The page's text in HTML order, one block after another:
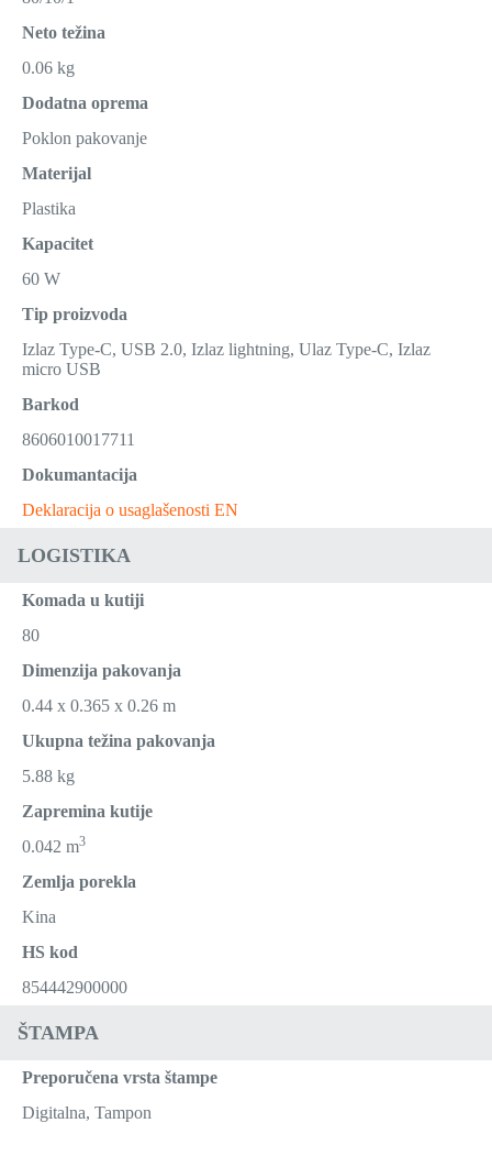
Neto težina
0.06 kg
Dodatna oprema
Poklon pakovanje
Materijal
Plastika
Kapacitet
60 W
Tip proizvoda
Izlaz Type-C, USB 2.0, Izlaz lightning, Ulaz Type-C, Izlaz
micro USB
Barkod
8606010017711
Dokumantacija
Deklaracija o usaglašenosti EN
LOGISTIKA
Komada u kutiji
80
Dimenzija pakovanja
0.44 x 0.365 x 0.26 m
Ukupna težina pakovanja
5.88 kg
Zapremina kutije
0.042 m3
Zemlja porekla
Kina
HS kod
854442900000
ŠTAMPA
Preporučena vrsta štampe
Digitalna, Tampon